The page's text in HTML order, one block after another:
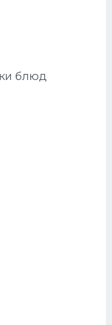
блюд